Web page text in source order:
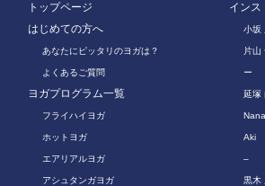
トップページ
はじめての方へ
あなたにピッタリのヨガは？
よくあるご質問
ヨガプログラム一覧
フライハイヨガ
ホットヨガ
エアリアルヨガ
アシュタンガヨガ
インス
小坂
片山
ー
延塚
Aki
–
黒木